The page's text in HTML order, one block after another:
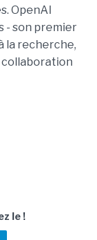
OpenAI
- son premier
la recherche,
collaboration
le !